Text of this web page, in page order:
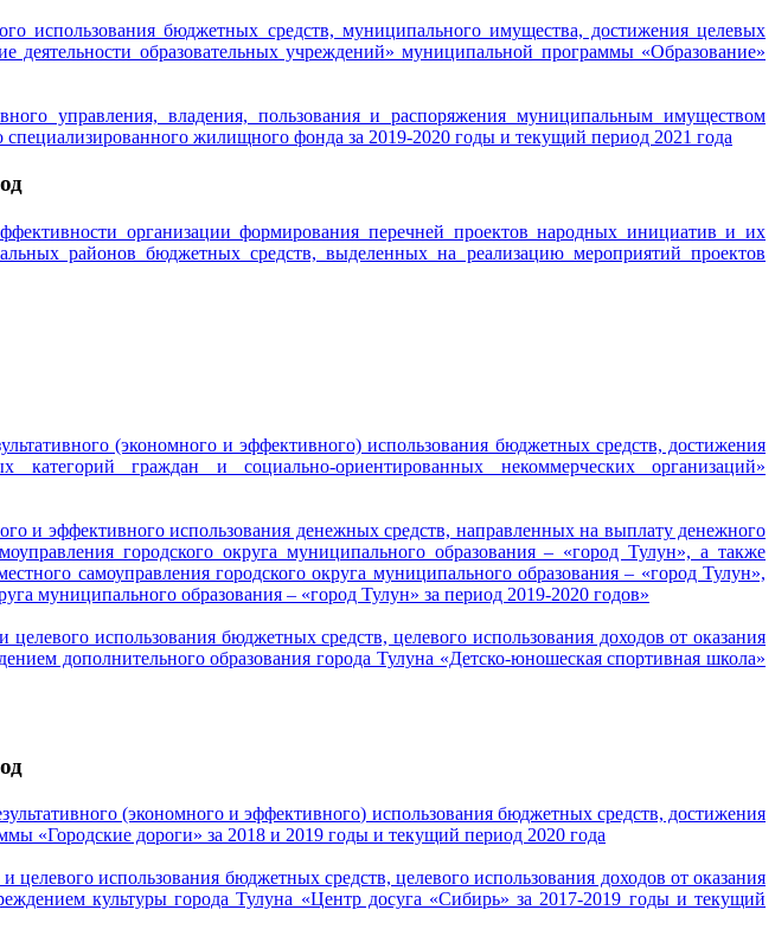
использования бюджетных средств, муниципального имущества, достижения целевых
деятельности образовательных учреждений» муниципальной программы «Образование»
управления, владения, пользования и распоряжения муниципальным имуществом
жилищного фонда за 2019-2020 годы и текущий период 2021 года
организации формирования перечней проектов народных инициатив и их
районов бюджетных средств, выделенных на реализацию мероприятий проектов
(экономного и эффективного) использования бюджетных средств, достижения
граждан и социально-ориентированных некоммерческих организаций»
и эффективного использования денежных средств, направленных на выплату денежного
городского округа муниципального образования – «город Тулун», а также
самоуправления городского округа муниципального образования – «город Тулун»,
муниципального образования – «город Тулун» за период 2019-2020 годов»
использования бюджетных средств, целевого использования доходов от оказания
дополнительного образования города Тулуна «Детско-юношеская спортивная школа»
(экономного и эффективного) использования бюджетных средств, достижения
«Городские дороги» за 2018 и 2019 годы и текущий период 2020 года
использования бюджетных средств, целевого использования доходов от оказания
культуры города Тулуна «Центр досуга «Сибирь» за 2017-2019 годы и текущий